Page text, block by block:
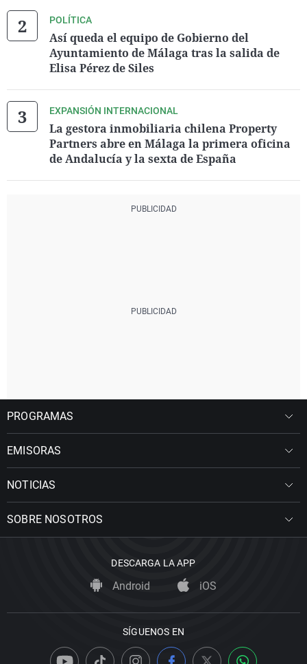
POLÍTICA
Así queda el equipo de Gobierno del
Ayuntamiento de Málaga tras la salida de
Elisa Pérez de Siles
EXPANSIÓN INTERNACIONAL
La gestora inmobiliaria chilena Property
Partners abre en Málaga la primera oficina
de Andalucía y la sexta de España
PROGRAMAS
EMISORAS
NOTICIAS
SOBRE NOSOTROS
DESCARGA LA APP
Android iOS
SÍGUENOS EN